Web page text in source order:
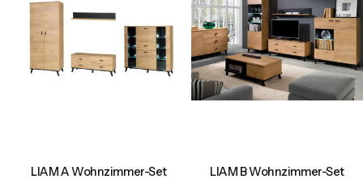
LIAM A Wohnzimmer-Set LIAM B Wohnzimmer-Set